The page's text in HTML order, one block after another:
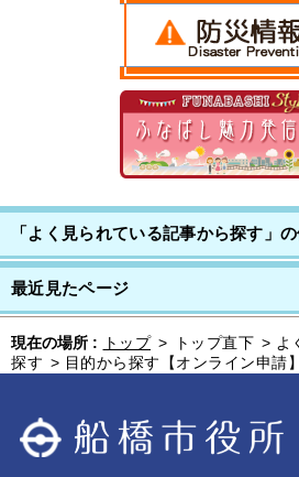
「よく見られている記事から探す」
最近見たページ
現在の場所 : トップ > トップ直下 > よ
探す > 目的から探す【オンライン申請】